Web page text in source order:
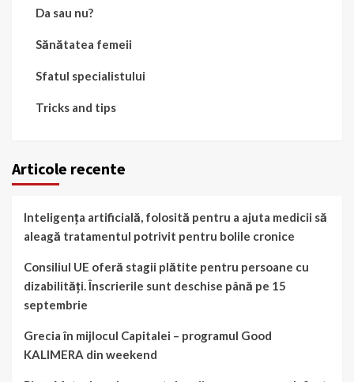
Da sau nu?
Sănătatea femeii
Sfatul specialistului
Tricks and tips
Articole recente
Inteligența artificială, folosită pentru a ajuta medicii să
aleagă tratamentul potrivit pentru bolile cronice
Consiliul UE oferă stagii plătite pentru persoane cu
dizabilități. Înscrierile sunt deschise până pe 15
septembrie
Grecia în mijlocul Capitalei – programul Good
KALIMERA din weekend